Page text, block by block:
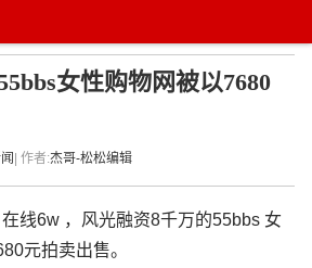
女性购物网被以7680
| 作者:杰哥-松松编辑
线6w ，风光融资8千万的55bbs 女
元拍卖出售。